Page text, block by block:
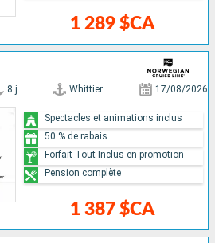
1 289 $CA
8 j Whittier 17/08/2026
1 387 $CA
Spectacles et animations inclus
50 % de rabais
Forfait Tout Inclus en promotion
Pension complète